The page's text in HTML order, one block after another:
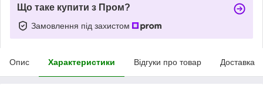
Що таке купити з Пром?
Замовлення під захистом
Опис Характеристики Відгуки про товар Доставка